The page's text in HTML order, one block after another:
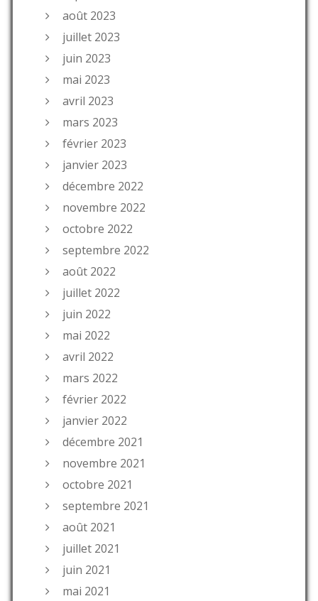
août 2023
juillet 2023
juin 2023
mai 2023
avril 2023
mars 2023
février 2023
janvier 2023
décembre 2022
novembre 2022
octobre 2022
septembre 2022
août 2022
juillet 2022
juin 2022
mai 2022
avril 2022
mars 2022
février 2022
janvier 2022
décembre 2021
novembre 2021
octobre 2021
septembre 2021
août 2021
juillet 2021
juin 2021
mai 2021